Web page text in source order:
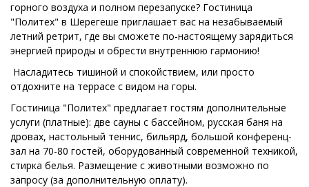
горного воздуха и полном перезапуске? Гостиница
"Политех" в Шерегеше приглашает вас на незабываемый
летний ретрит, где вы сможете по-настоящему зарядиться
энергией природы и обрести внутреннюю гармонию!
Насладитесь тишиной и спокойствием, или просто
отдохните на террасе с видом на горы.
Гостиница "Политех" предлагает гостям дополнительные
услуги (платные): две сауны с бассейном, русская баня на
дровах, настольный теннис, бильярд, большой конференц-
зал на 70-80 гостей, оборудованный современной техникой,
стирка белья. Размещение с животными возможно по
запросу (за дополнительную оплату).